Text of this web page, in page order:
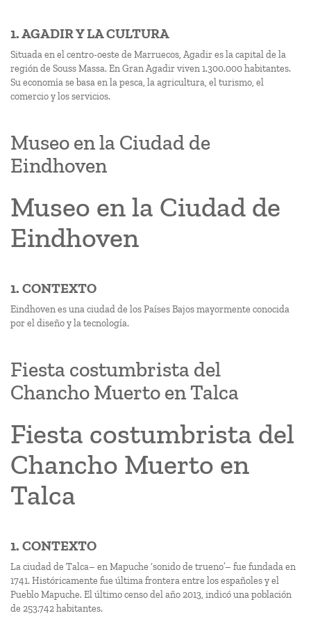
1. AGADIR Y LA CULTURA
Situada en el centro-oeste de Marruecos, Agadir es la capital de la
región de Souss Massa. En Gran Agadir viven 1.300.000 habitantes.
Su economía se basa en la pesca, la agricultura, el turismo, el
comercio y los servicios.
Museo en la Ciudad de
Eindhoven
Museo en la Ciudad de
Eindhoven
1. CONTEXTO
Eindhoven es una ciudad de los Países Bajos mayormente conocida
por el diseño y la tecnología.
Fiesta costumbrista del
Chancho Muerto en Talca
Fiesta costumbrista del
Chancho Muerto en
Talca
1. CONTEXTO
La ciudad de Talca– en Mapuche ‘sonido de trueno’– fue fundada en
1741. Históricamente fue última frontera entre los españoles y el
Pueblo Mapuche. El último censo del año 2013, indicó una población
de 253.742 habitantes.